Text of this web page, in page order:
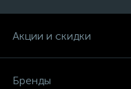
Акции и скидки
Бренды